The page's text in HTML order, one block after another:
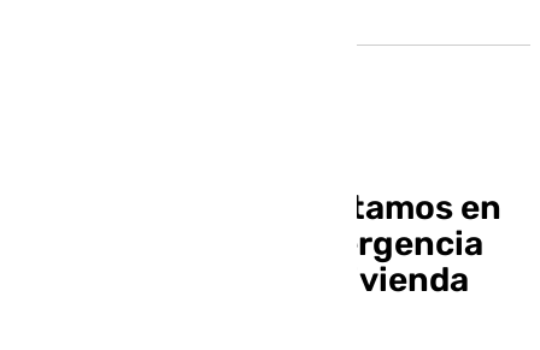
Patricia Navarro: “Estamos en
una situación de emergencia
ante la ausencia de vivienda